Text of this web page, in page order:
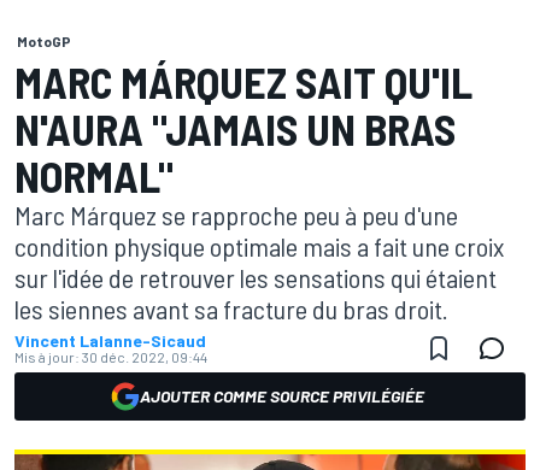
MotoGP
MARC MÁRQUEZ SAIT QU'IL
N'AURA "JAMAIS UN BRAS
NORMAL"
Marc Márquez se rapproche peu à peu d'une
condition physique optimale mais a fait une croix
sur l'idée de retrouver les sensations qui étaient
les siennes avant sa fracture du bras droit.
Vincent Lalanne-Sicaud
Mis à jour: 30 déc. 2022, 09:44
AJOUTER COMME SOURCE PRIVILÉGIÉE